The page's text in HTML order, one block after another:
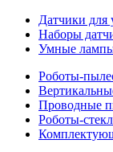
Датчики для
Наборы
Умные
Роботы-
Проводные
Роботы-